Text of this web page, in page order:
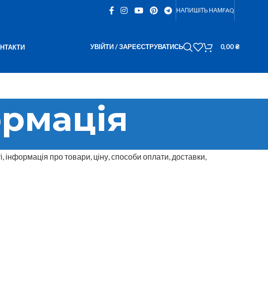
НАПИШІТЬ НАМFAQ
УВІЙТИ / ЗАРЕЄСТРУВАТИСЬ 0,00₴
інформація про товари, ціну, способи оплати, доставки,